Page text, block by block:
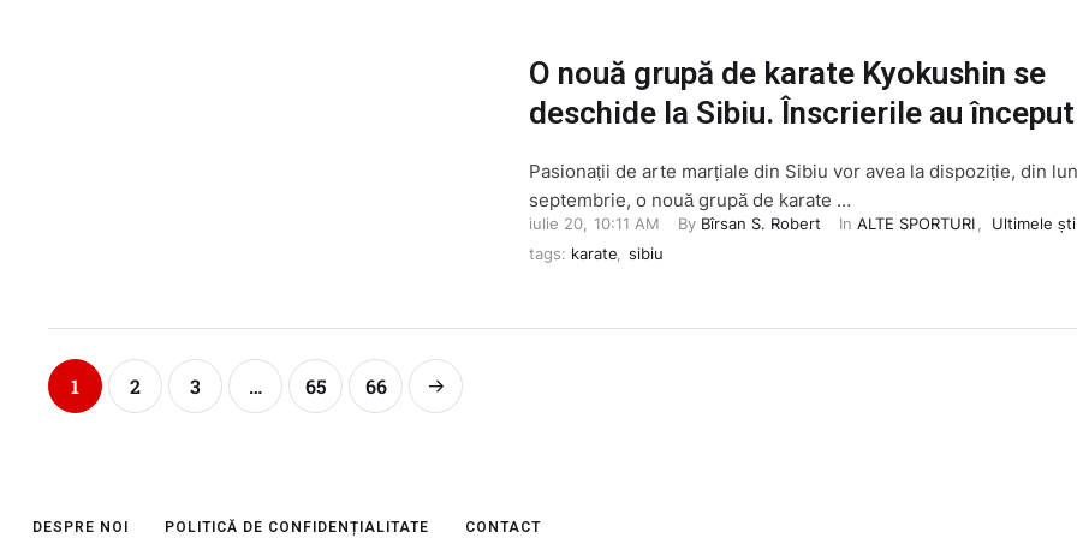
O nouă grupă de karate Kyokushin se
deschide la Sibiu. Înscrierile au început
Pasionații de arte marțiale din Sibiu vor avea la dispoziție, din
septembrie, o nouă grupă de karate …
iulie 20, 10:11 AM By Bîrsan S. Robert In ALTE SPORTURI
Ultimele
tags: karate sibiu
1 2 3 … 65 66
DESPRE NOI POLITICĂ DE CONFIDENȚIALITATE CONTACT